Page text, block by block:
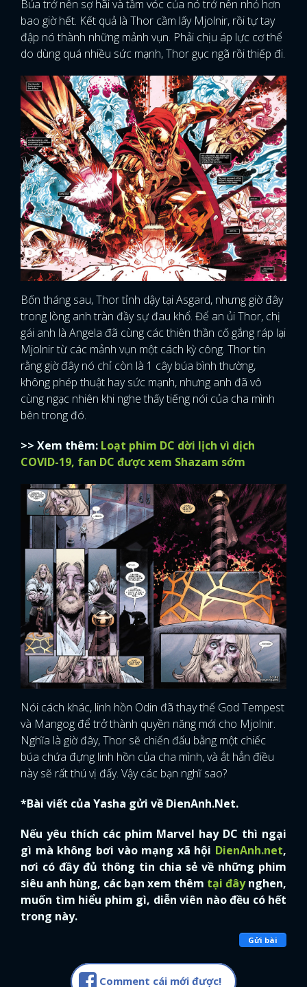
Búa trở nên sợ hãi và tầm vóc của nó trở nên nhỏ hơn
bao giờ hết. Kết quả là Thor cầm lấy Mjolnir, rồi tự tay
đập nó thành những mảnh vụn. Phải chịu áp lực cơ thể
do dùng quá nhiều sức mạnh, Thor gục ngã rồi thiếp đi.
Bốn tháng sau, Thor tỉnh dậy tại Asgard, nhưng giờ đây
trong lòng anh tràn đầy sự đau khổ. Để an ủi Thor, chị
gái anh là Angela đã cùng các thiên thần cố gắng ráp lại
Mjolnir từ các mảnh vụn một cách kỳ công. Thor tin
rằng giờ đây nó chỉ còn là 1 cây búa bình thường,
không phép thuật hay sức mạnh, nhưng anh đã vô
cùng ngạc nhiên khi nghe thấy tiếng nói của cha mình
bên trong đó.
>> Xem thêm: Loạt phim DC dời lịch vì dịch
COVID-19, fan DC được xem Shazam sớm
Nói cách khác, linh hồn Odin đã thay thế God Tempest
và Mangog để trở thành quyền năng mới cho Mjolnir.
Nghĩa là giờ đây, Thor sẽ chiến đấu bằng một chiếc
búa chứa đựng linh hồn của cha mình, và ắt hẳn điều
này sẽ rất thú vị đấy. Vậy các bạn nghĩ sao?
*Bài viết của Yasha gửi về DienAnh.Net.
Nếu yêu thích các phim Marvel hay DC thì ngại
gì mà không bơi vào mạng xã hội DienAnh.net,
nơi có đầy đủ thông tin chia sẻ về những phim
siêu anh hùng, các bạn xem thêm tại đâynghen,
muốn tìm hiểu phim gì, diễn viên nào đều có hết
trong này.
Gửi bài
Comment cái mới được!